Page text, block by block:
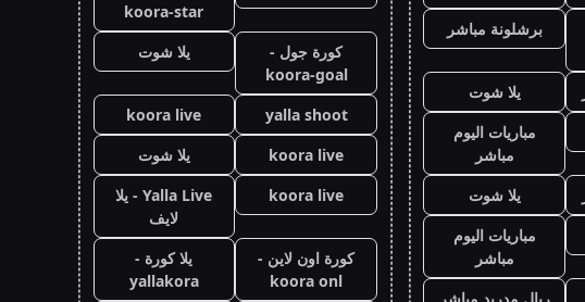
برشلونة مباشر
يلا شوت
مباريات اليوم
مباشر
يلا شوت
مباريات اليوم
مباشر
koora-star
كورة جول -
koora-goal
يلا شوت
yalla shoot
koora live
koora live
يلا شوت
koora live
Yalla Live - يلا
لايف
كورة اون لاين -
koora onl
يلا كورة -
yallakora